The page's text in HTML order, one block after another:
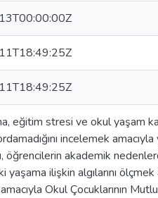
eğitim stresi ve okul yaşam
incelemek
öğrencilerin akademik
yaşama ilişkin algılarını
Okul Çocuklarının